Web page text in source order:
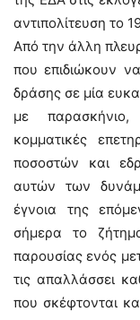
αντιπολίτευση το
Από την άλλη
που επιδιώκουν
δράσης σε μία
με παρασκήνιο,
κομματικές
ποσοστών και
αυτών των
έγνοια της
σήμερα το
παρουσίας ενός
τις απαλλάσσει
που σκέφτονται